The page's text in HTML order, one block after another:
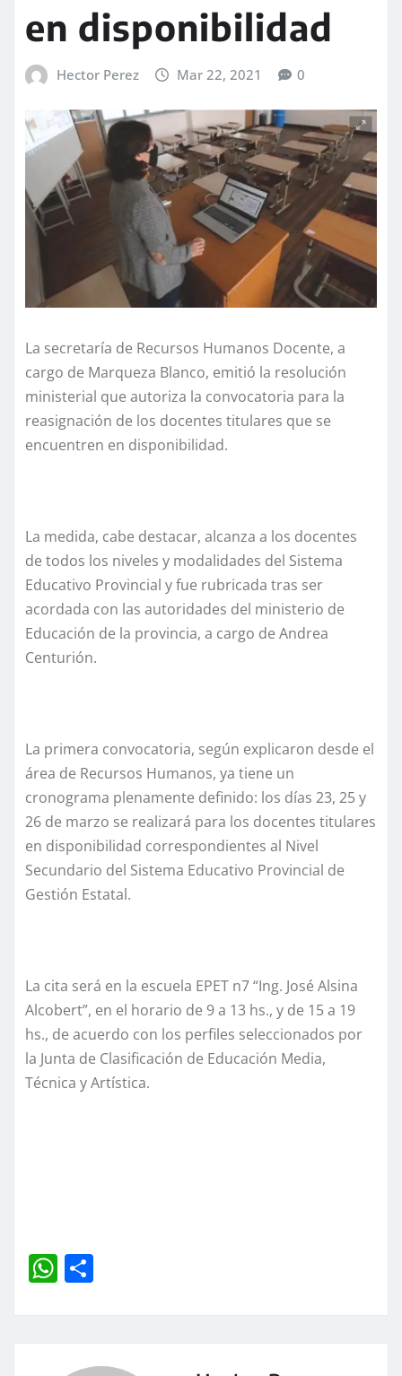
en disponibilidad
Hector Perez Mar 22, 2021 0
La secretaría de Recursos Humanos Docente, a
cargo de Marqueza Blanco, emitió la resolución
ministerial que autoriza la convocatoria para la
reasignación de los docentes titulares que se
encuentren en disponibilidad.
La medida, cabe destacar, alcanza a los docentes
de todos los niveles y modalidades del Sistema
Educativo Provincial y fue rubricada tras ser
acordada con las autoridades del ministerio de
Educación de la provincia, a cargo de Andrea
Centurión.
La primera convocatoria, según explicaron desde el
área de Recursos Humanos, ya tiene un
cronograma plenamente definido: los días 23, 25 y
26 de marzo se realizará para los docentes titulares
en disponibilidad correspondientes al Nivel
Secundario del Sistema Educativo Provincial de
Gestión Estatal.
La cita será en la escuela EPET n7 “Ing. José Alsina
Alcobert”, en el horario de 9 a 13 hs., y de 15 a 19
hs., de acuerdo con los perfiles seleccionados por
la Junta de Clasificación de Educación Media,
Técnica y Artística.
W